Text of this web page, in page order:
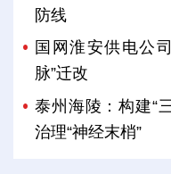
防线
国网淮安供电公
脉”迁改
泰州海陵：构建“
治理“神经末梢”